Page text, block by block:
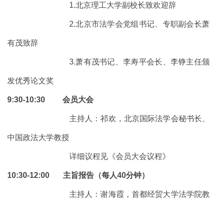
1.北京理工大学副校长致欢迎辞
2.北京市法学会党组书记、专职副会长萧
有茂致辞
3.萧有茂书记、李寿平会长、李铮主任颁
发优秀论文奖
9:30-10:30 会员大会
主持人：祁欢，北京国际法学会秘书长、
中国政法大学教授
详细议程见《会员大会议程》
10:30-12:00 主旨报告（每人40分钟）
主持人：谢海霞，首都经贸大学法学院教